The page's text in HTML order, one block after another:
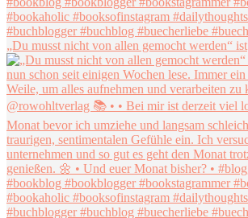
„Du musst nicht von allen gemocht werden“ ist